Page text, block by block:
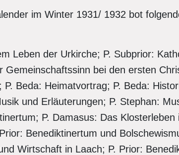
im Winter 1931/ 1932 bot
Leben der Urkirche; P. Subprior:
Gemeinschaftssinn bei den ersten
P. Beda: Heimatvortrag; P. Beda:
und Erläuterungen; P. Stephan:
P. Damasus: Das Klosterleben
Benediktinertum und
Wirtschaft in Laach; P. Prior: